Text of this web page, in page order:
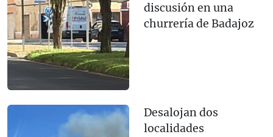
discusión en una
churrería de Badajoz
Desalojan dos
localidades